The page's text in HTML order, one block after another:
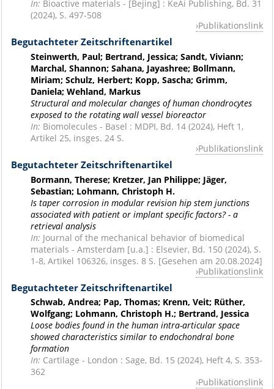
In: Bioactive materials - [Bejing] : KeAi Publishing, Bd. 31
(2024), S. 497-508
Publikationslink
Begutachteter Zeitschriftenartikel
Steinwerth, Paul; Bertrand, Jessica; Sandt, Viviann;
Marchal, Shannon; Sahana, Jayashree; Bollmann,
Miriam; Schulz, Herbert; Kopp, Sascha; Grimm,
Daniela; Wehland, Markus
Structural and molecular changes of human chondrocytes
exposed to the rotating wall vessel bioreactor
In: Biomolecules - Basel : MDPI, Bd. 14 (2024), Heft 1,
Artikel 25, insges. 24 S.
Publikationslink
Begutachteter Zeitschriftenartikel
Bormann, Therese; Kretzer, Jan Philippe; Jäger,
Sebastian; Lohmann, Christoph H.
Is taper corrosion in modular revision hip stem junctions
associated with patient or implant specific factors? - a
retrieval analysis
In: Journal of the mechanical behavior of biomedical
materials - Amsterdam [u.a.] : Elsevier, Bd. 150 (2024), S.
1-8, Artikel 106326, insges. 8 S. [Gesehen am 20.08.2024]
Publikationslink
Begutachteter Zeitschriftenartikel
Schwab, Andrea; Pap, Thomas; Krenn, Veit; Rüther,
Wolfgang; Lohmann, Christoph H.; Bertrand, Jessica
Loose bodies found in the human intra-articular space
showed characteristics similar to endochondral bone
formation
In: Cartilage - London : Sage, Bd. 15 (2024), Heft 4, S. 353-
362
Publikationslink